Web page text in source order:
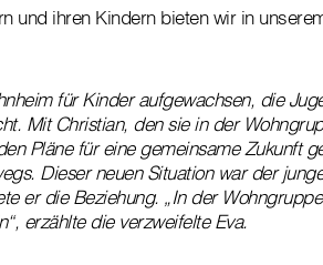
und ihren Kindern bieten wir in
für Kinder aufgewachsen, die
Mit Christian, den sie in der
Pläne für eine gemeinsame Zukunft
Dieser neuen Situation war der
er die Beziehung. „In der
erzählte die verzweifelte Eva.